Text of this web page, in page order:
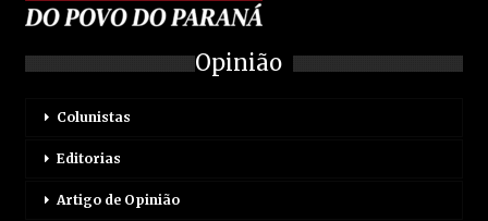
Opinião
Colunistas
Editorias
Artigo de Opinião